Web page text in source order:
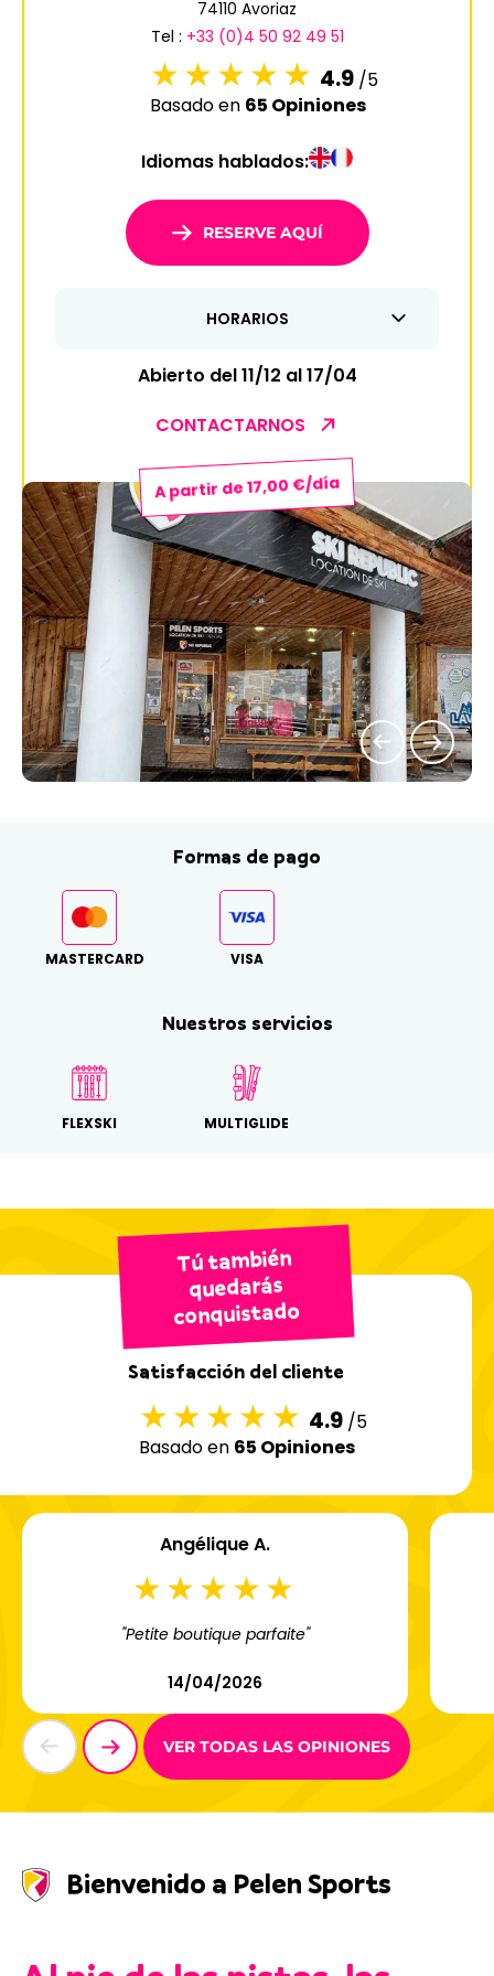
8 9 10
14 15 16 17 18
21 22 23 24 25
28 29 30 31
4 5 6 7 8
13 14 16
18 19 20 21 22
25 26 27 28 29
74110 Avoriaz
Tel : +33 (0)4 50 92 49 51
4.9 /5
Basado en 65 Opiniones
Idiomas hablados:
A partir de 17,00 €/día
RESERVE AQUÍ
HORARIOS
Abierto del 11/12 al 17/04
CONTACTARNOS
Formas de pago
MASTERCARD VISA
Nuestros servicios
FLEXSKI MULTIGLIDE
Tú también
quedarás
conquistado
Satisfacción del cliente
4.9 /5
Basado en 65 Opiniones
Angélique A.
"Petite boutique parfaite"
14/04/2026
VER TODAS LAS OPINIONES
Bienvenido a Pelen Sports